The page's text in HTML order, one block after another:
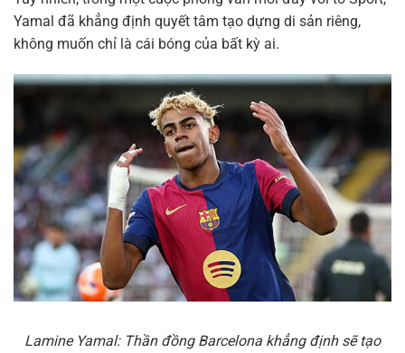
Yamal đã khẳng định quyết tâm tạo dựng di sản riêng,
không muốn chỉ là cái bóng của bất kỳ ai.
Lamine Yamal: Thần đồng Barcelona khẳng định sẽ tạo